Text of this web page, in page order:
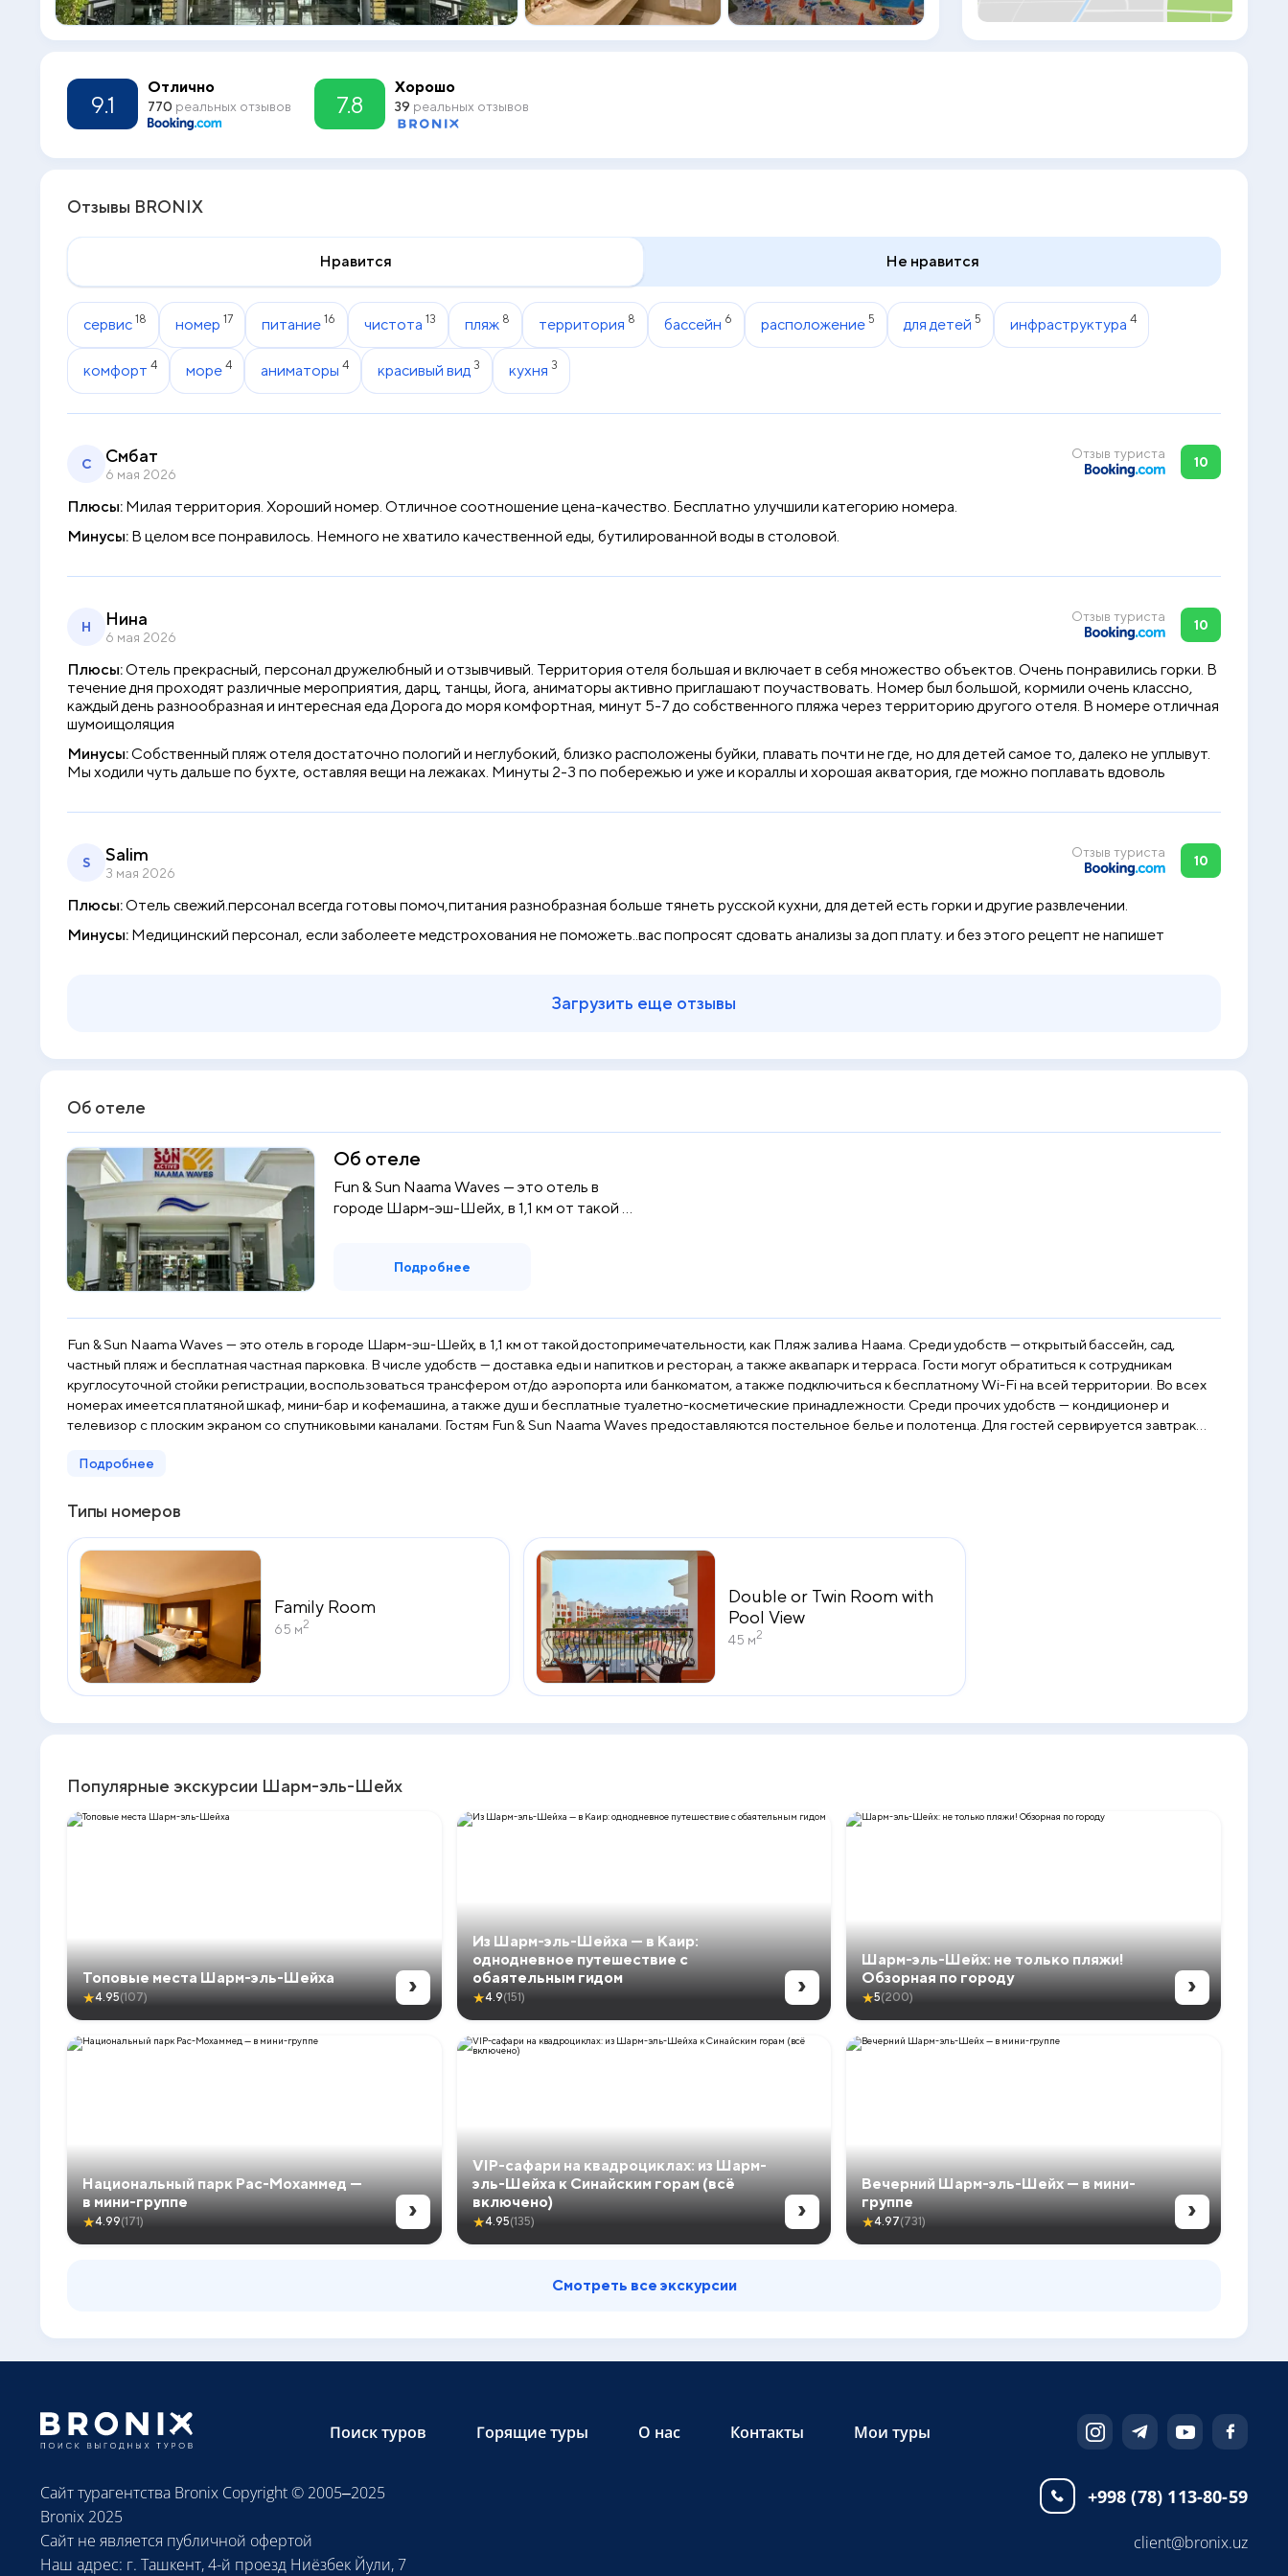
— кондиционер и телевизор с плоским
экраном со спутниковыми каналами.
Гостям Fun & Sun Naama Waves
Sun Naama Waves располагается на
Шейх находится в 10 км.
9.1
Отлично
770 реальных отзывов 7.8
Хорошо
39 реальных отзывов
Отзывы BRONIX
Нравится Не нравится
сервис 18 номер 17 питание 16 чистота 13 пляж 8 территория 8 бассейн 6 расположение 5 для детей 5 инфраструктура 4
комфорт 4 море 4 аниматоры 4 красивый вид 3 кухня 3
С Смбат
6 мая 2026
Отзыв туриста
10
Плюсы: Милая территория. Хороший номер. Отличное соотношение цена-качество. Бесплатно улучшили категорию номера.
Минусы: В целом все понравилось. Немного не хватило качественной еды, бутилированной воды в столовой.
Н Нина
6 мая 2026
Отзыв туриста
10
Плюсы:Отель прекрасный, персонал дружелюбный и отзывчивый. Территория отеля большая и включает в себя множество объектов. Очень понравились горки. В
течение дня проходят различные мероприятия, дарц, танцы, йога, аниматоры активно приглашают поучаствовать. Номер был большой, кормили очень классно,
каждый день разнообразная и интересная еда Дорога до моря комфортная, минут 5-7 до собственного пляжа через территорию другого отеля. В номере отличная
шумоищоляция
Минусы:Собственный пляж отеля достаточно пологий и неглубокий, близко расположены буйки, плавать почти не где, но для детей самое то, далеко не уплывут.
Мы ходили чуть дальше по бухте, оставляя вещи на лежаках. Минуты 2-3 по побережью и уже и кораллы и хорошая акватория, где можно поплавать вдоволь
S Salim
3 мая 2026
Отзыв туриста
10
Плюсы:Отель свежий.персонал всегда готовы помоч,питания разнобразная больше тянеть русской кухни, для детей есть горки и другие развлечении.
Минусы: Медицинский персонал, если заболеете медстрохования не поможеть..вас попросят сдовать анализы за доп плату. и без этого рецепт не напишет
Загрузить еще отзывы
Об отеле
Об отеле
Fun & Sun Naama Waves — это отель в
городе Шарм-эш-Шейх, в 1,1 км от такой ...
Подробнее
Fun & Sun Naama Waves — это отель в городе Шарм-эш-Шейх, в 1,1 км от такой достопримечательности, как Пляж залива Наама. Среди удобств — открытый бассейн, сад,
частный пляж и бесплатная частная парковка. В числе удобств — доставка еды и напитков и ресторан, а также аквапарк и терраса. Гости могут обратиться к сотрудникам
круглосуточной стойки регистрации, воспользоваться трансфером от/до аэропорта или банкоматом, а также подключиться к бесплатному Wi-Fi на всей территории. Во всех
номерах имеется платяной шкаф, мини-бар и кофемашина, а также душ и бесплатные туалетно-косметические принадлежности. Среди прочих удобств — кондиционер и
телевизор с плоским экраном со спутниковыми каналами. Гостям Fun & Sun Naama Waves предоставляются постельное белье и полотенца. Для гостей сервируется завтрак
расстоянии 13 км и 35 км соответственно от таких достопримечательностей, как Площадь Сохо в Шарм-эль-Шейхе и Национальный парк Рас-Мохаммед. Международный
Подробнее
Типы номеров
Family Room
65 м2
Double or Twin Room with
Pool View
45 м2
Популярные экскурсии Шарм-эль-Шейх
Топовые места Шарм-эль-Шейха
★4.95(107) ›
Из Шарм-эль-Шейха — в Каир:
однодневное путешествие с
обаятельным гидом
★4.9(151) ›
Шарм-эль-Шейх: не только пляжи!
Обзорная по городу
★5(200) ›
Национальный парк Рас-Мохаммед —
в мини-группе
★4.99(171) ›
VIP-сафари на квадроциклах: из Шарм-
эль-Шейха к Синайским горам (всё
включено)
★4.95(135) ›
Вечерний Шарм-эль-Шейх — в мини-
группе
★4.97(731) ›
Смотреть все экскурсии
Поиск туров Горящие туры О нас Контакты Мои туры
+998 (78) 113-80-59
Сайт турагентства Bronix Copyright © 2005–2025
Bronix 2025
Сайт не является публичной офертой
Наш адрес: г. Ташкент, 4-й проезд Ниёзбек Йули, 7
client@bronix.uz